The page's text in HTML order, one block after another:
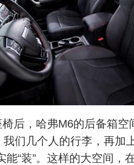
后，哈弗M6的后备箱空
们几个人的行李，再加
能“装”。这样的大空间，